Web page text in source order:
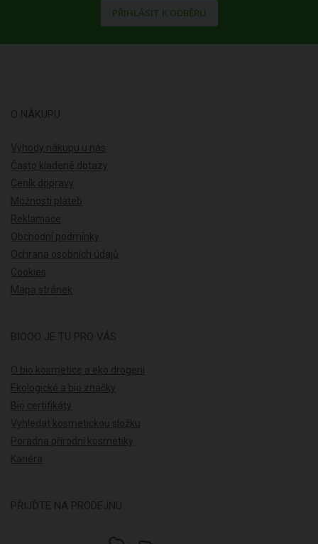
PŘIHLÁSIT K ODBĚRU
O NÁKUPU
Výhody nákupu u nás
Často kladené dotazy
Ceník dopravy
Možnosti plateb
Reklamace
Obchodní podmínky
Ochrana osobních údajů
Cookies
Mapa stránek
BIOOO JE TU PRO VÁS
O bio kosmetice a eko drogerii
Ekologické a bio značky
Bio certifikáty
Vyhledat kosmetickou složku
Poradna přírodní kosmetiky
Kariéra
PŘIJĎTE NA PRODEJNU